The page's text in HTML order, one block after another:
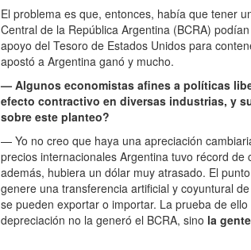
El problema es que, entonces, había que tener
Central de la República Argentina (BCRA)
apoyo del Tesoro de Estados Unidos para
apostó a Argentina ganó y mucho.
— Algunos economistas afines a políticas
efecto contractivo en diversas industrias, y
sobre este planteo?
— Yo no creo que haya una apreciación
precios internacionales Argentina tuvo récord
además, hubiera un dólar muy atrasado. El
genere una transferencia artificial y coyuntural
se pueden exportar o importar. La prueba de
depreciación no la generó el BCRA, sino la